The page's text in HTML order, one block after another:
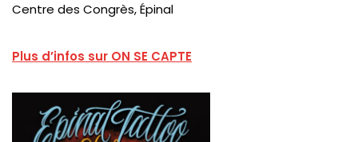
Centre des Congrès, Épinal
Plus d’infos sur ON SE CAPTE